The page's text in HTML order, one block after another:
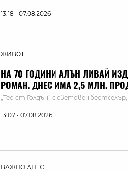
13:18 - 07.08.2026
ЖИВОТ
НА 70 ГОДИНИ АЛЪН ЛИВАЙ
РОМАН. ДНЕС ИМА 2,5 МЛН.
„Тео от Голдън“ е световен
13:07 - 07.08.2026
ВАЖНО ДНЕС